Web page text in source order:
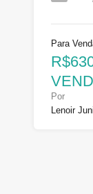
Para
Por
Lenoir